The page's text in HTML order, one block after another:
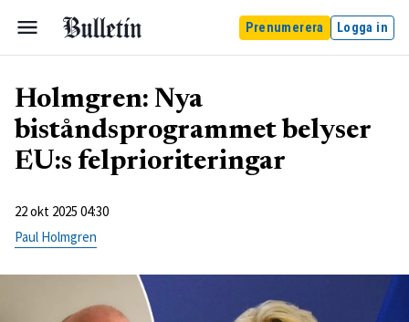
Prenumerera Logga in
Holmgren: Nya
biståndsprogrammet belyser
EU:s felprioriteringar
22 okt 2025 04:30
Paul Holmgren